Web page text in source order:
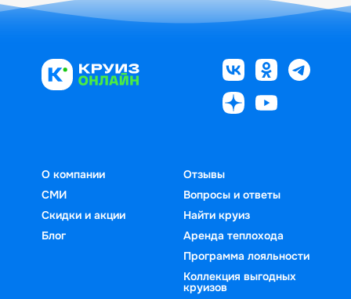
О компании
СМИ
Скидки и акции
Блог
Отзывы
Вопросы и ответы
Найти круиз
Аренда теплохода
Программа лояльности
Коллекция выгодных
круизов